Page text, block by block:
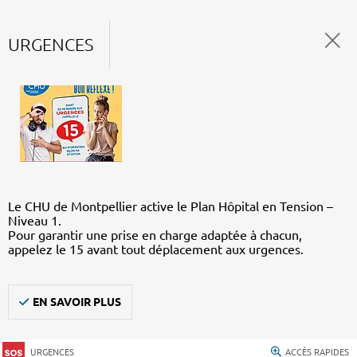
URGENCES
Le CHU de Montpellier active le Plan Hôpital en Tension –
Niveau 1.
Pour garantir une prise en charge adaptée à chacun,
appelez le 15 avant tout déplacement aux urgences.
EN SAVOIR PLUS
URGENCES ACCÈS RAPIDES